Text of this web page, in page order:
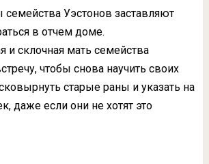
Уэстонов заставляют
в отчем доме.
и склочная мать семейства
чтобы снова научить своих
старые раны и указать на
даже если они не хотят это